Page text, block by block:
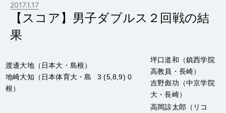
2017.1.17
【スコア】男子ダブルス２回戦の結
果
渡邊大地（日本大・島根）
地崎大知 （日本体育大・島
根）
3 (5,8,9) 0
坪口道和 （鎮西学院
高教員・長崎）
吉野彪功 （中京学院
大・長崎）
高岡諒太郎 （リコ